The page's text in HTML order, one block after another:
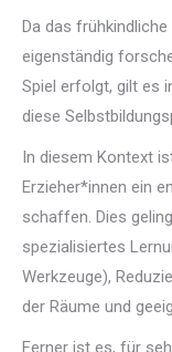
Da das
eigenständig
Spiel erfolgt, gilt es
diese
In diesem Kontext
Erzieher*innen ein
schaffen. Dies
spezialisiertes
Werkzeuge),
der Räume und
Ferner ist es, für